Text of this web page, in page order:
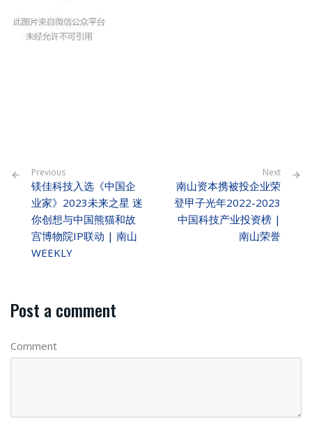
Previous
镁佳科技入选《中国企
业家》2023未来之星 迷
你创想与中国熊猫和故
宫博物院IP联动 | 南山
WEEKLY
Next
南山资本携被投企业荣
登甲子光年2022-2023
中国科技产业投资榜 |
南山荣誉
Post a comment
Comment